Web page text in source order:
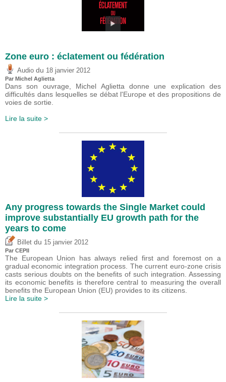
Zone euro : éclatement ou fédération
Audio du 18 janvier 2012
Par Michel Aglietta
Dans son ouvrage, Michel Aglietta donne une explication des
difficultés dans lesquelles se débat l'Europe et des propositions de
voies de sortie.
Lire la suite >
Any progress towards the Single Market could
improve substantially EU growth path for the
years to come
Billet du 15 janvier 2012
Par CEPII
The European Union has always relied first and foremost on a
gradual economic integration process. The current euro-zone crisis
casts serious doubts on the benefits of such integration. Assessing
its economic benefits is therefore central to measuring the overall
benefits the European Union (EU) provides to its citizens.
Lire la suite >